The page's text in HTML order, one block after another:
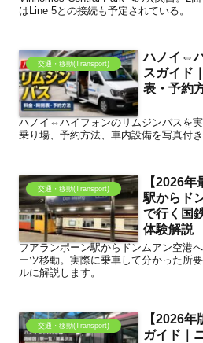
はLine 5との接続も予定されている。
交通・移動(Transport)
ハノイ⇔
スガイド
表・予約
ハノイ⇔ハイフォンのリムジンバスを実
乗り場、予約方法、車内設備を写真付き
交通・移動(Transport)
【2026
駅からド
で行く国
体験解説
フアランポーン駅からドンムアン空港
ーツ移動。実際に乗車して分かった所
ルに解説します。
交通・移動(Transport)
【2026
ガイド｜